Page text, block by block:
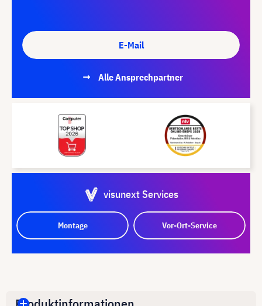
E-Mail
Alle Ansprechpartner
visunext Services
Montage Vor-Ort-Service